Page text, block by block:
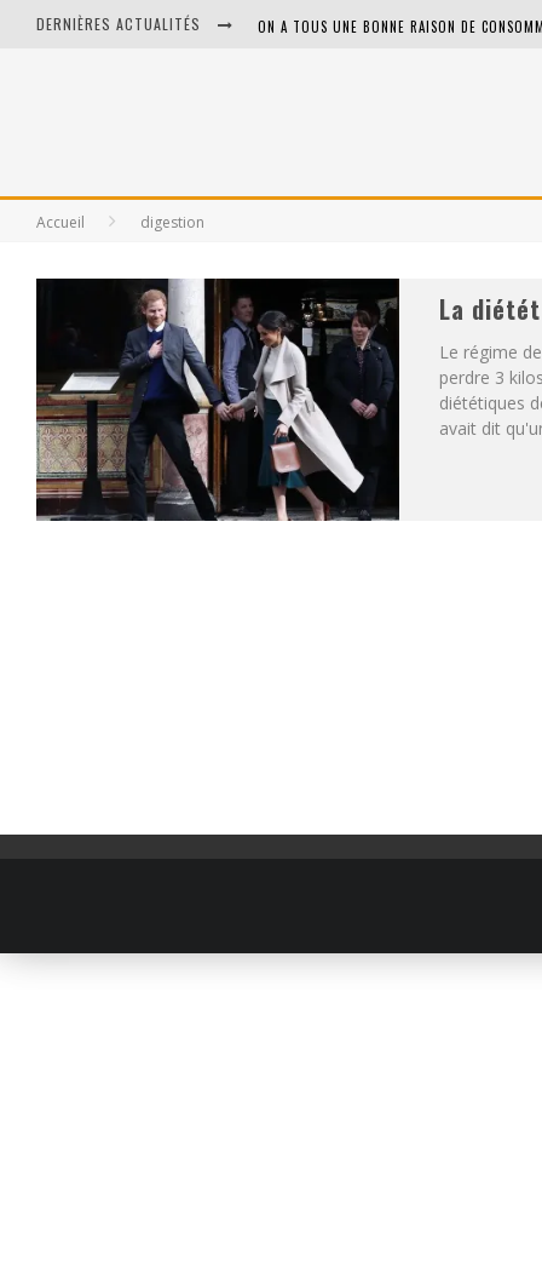
DERNIÈRES ACTUALITÉS ON A TOUS UNE BONNE RAISON DE
Accueil digestion
La
Le régime
perdre 3
diététiques
avait dit